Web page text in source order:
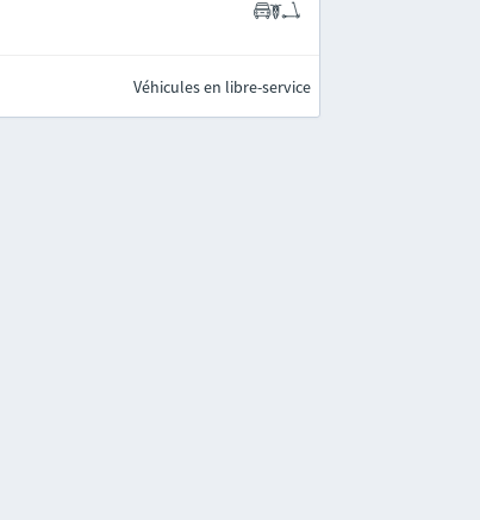
Véhicules en libre-service